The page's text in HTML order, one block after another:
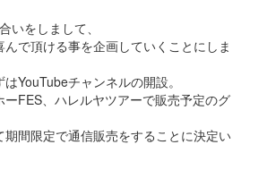
いをしまして、
で頂ける事を企画していくことにしま
YouTubeチャンネルの開設。
ーFES、ハレルヤツアーで販売予定のグ
間限定で通信販売をすることに決定い